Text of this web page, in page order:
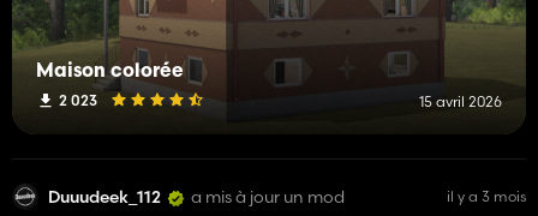
Maison colorée
2 023 15 avril 2026
Duuudeek_112 a mis à jour un mod il y a 3 mois